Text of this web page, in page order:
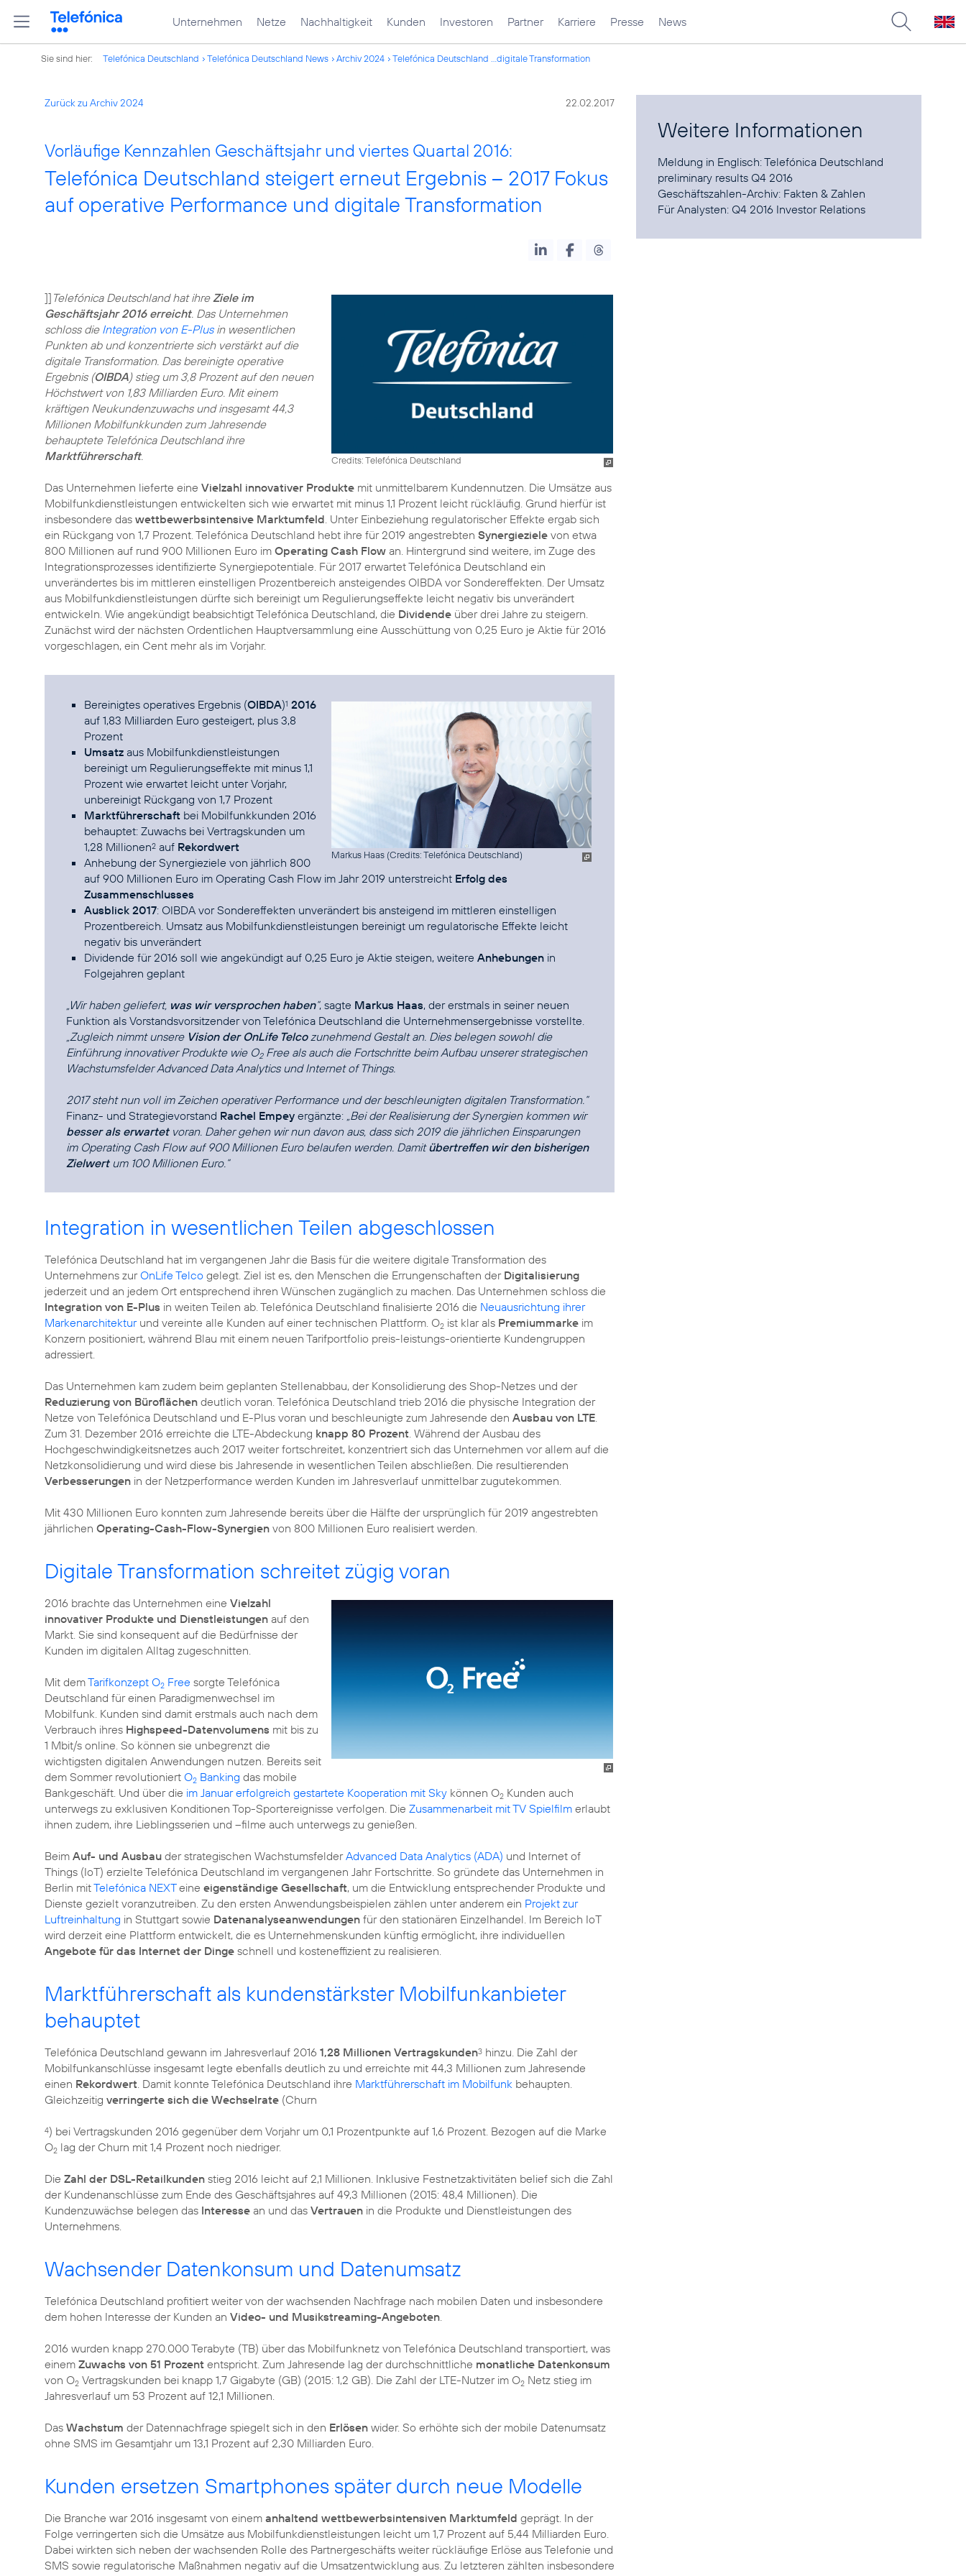
Unternehmen Netze Nachhaltigkeit Kunden Investoren Partner Karriere Presse News
Sie sind hier: Telefónica Deutschland Telefónica Deutschland News Archiv 2024 Telefónica Deutschland ...digitale Transformation
Zurück zu Archiv 2024 22.02.2017
Vorläufige Kennzahlen Geschäftsjahr und viertes Quartal 2016:
Telefónica Deutschland steigert erneut Ergebnis – 2017 Fokus
auf operative Performance und digitale Transformation
Credits: Telefónica Deutschland
]] Telefónica Deutschland hat ihreZiele im
Geschäftsjahr 2016 erreicht. Das Unternehmen
schloss die Integration von E-Plusin wesentlichen
Punkten ab und konzentrierte sich verstärkt auf die
digitale Transformation. Das bereinigte operative
Ergebnis (OIBDA) stieg um 3,8 Prozent auf den neuen
Höchstwert von 1,83 Milliarden Euro. Mit einem
kräftigen Neukundenzuwachs und insgesamt 44,3
Millionen Mobilfunkkunden zum Jahresende
behauptete Telefónica Deutschland ihre
Marktführerschaft.
Das Unternehmen lieferte eine Vielzahl innovativer Produkte mit unmittelbarem Kundennutzen. Die Umsätze aus
Mobilfunkdienstleistungen entwickelten sich wie erwartet mit minus 1,1 Prozent leicht rückläufig. Grund hierfür ist
insbesondere das wettbewerbsintensive Marktumfeld. Unter Einbeziehung regulatorischer Effekte ergab sich
ein Rückgang von 1,7 Prozent. Telefónica Deutschland hebt ihre für 2019 angestrebten Synergieziele von etwa
800 Millionen auf rund 900 Millionen Euro im Operating Cash Flow an. Hintergrund sind weitere, im Zuge des
Integrationsprozesses identifizierte Synergiepotentiale. Für 2017 erwartet Telefónica Deutschland ein
unverändertes bis im mittleren einstelligen Prozentbereich ansteigendes OIBDA vor Sondereffekten. Der Umsatz
aus Mobilfunkdienstleistungen dürfte sich bereinigt um Regulierungseffekte leicht negativ bis unverändert
entwickeln. Wie angekündigt beabsichtigt Telefónica Deutschland, die Dividende über drei Jahre zu steigern.
Zunächst wird der nächsten Ordentlichen Hauptversammlung eine Ausschüttung von 0,25 Euro je Aktie für 2016
vorgeschlagen, ein Cent mehr als im Vorjahr.
Markus Haas (Credits: Telefónica Deutschland)
Bereinigtes operatives Ergebnis (OIBDA)1 2016
auf 1,83 Milliarden Euro gesteigert, plus 3,8
Prozent
Umsatz aus Mobilfunkdienstleistungen
bereinigt um Regulierungseffekte mit minus 1,1
Prozent wie erwartet leicht unter Vorjahr,
unbereinigt Rückgang von 1,7 Prozent
Marktführerschaft bei Mobilfunkkunden 2016
behauptet: Zuwachs bei Vertragskunden um
1,28 Millionen2 auf Rekordwert
Anhebung der Synergieziele von jährlich 800
auf 900 Millionen Euro im Operating Cash Flow im Jahr 2019 unterstreicht Erfolg des
Zusammenschlusses
Ausblick 2017: OIBDA vor Sondereffekten unverändert bis ansteigend im mittleren einstelligen
Prozentbereich. Umsatz aus Mobilfunkdienstleistungen bereinigt um regulatorische Effekte leicht
negativ bis unverändert
Dividende für 2016 soll wie angekündigt auf 0,25 Euro je Aktie steigen, weitere Anhebungen in
Folgejahren geplant
„Wir haben geliefert, was wir versprochen haben“, sagte Markus Haas, der erstmals in seiner neuen
Funktion als Vorstandsvorsitzender von Telefónica Deutschland die Unternehmensergebnisse vorstellte.
„Zugleich nimmt unsere Vision der OnLife Telcozunehmend Gestalt an. Dies belegen sowohl die
Einführung innovativer Produkte wie O2Freeals auch die Fortschritte beim Aufbau unserer strategischen
WachstumsfelderAdvanced Data Analyticsund Internet of Things.
2017 steht nun voll im Zeichen operativer Performance und der beschleunigten digitalen Transformation.“
Finanz- und Strategievorstand Rachel Empey ergänzte: „Bei der Realisierung der Synergien kommen wir
besser als erwartetvoran. Daher gehen wir nun davon aus, dass sich 2019 die jährlichen Einsparungen
im Operating Cash Flow auf 900 Millionen Euro belaufen werden. Damitübertreffen wir den bisherigen
Zielwertum 100 Millionen Euro.“
Integration in wesentlichen Teilen abgeschlossen
Telefónica Deutschland hat im vergangenen Jahr die Basis für die weitere digitale Transformation des
Unternehmens zurOnLife Telco gelegt. Ziel ist es, den Menschen die Errungenschaften der Digitalisierung
jederzeit und an jedem Ort entsprechend ihren Wünschen zugänglich zu machen. Das Unternehmen schloss die
Integration von E-Plus in weiten Teilen ab. Telefónica Deutschland finalisierte 2016 die Neuausrichtung ihrer
Markenarchitekturund vereinte alle Kunden auf einer technischen Plattform. O2 ist klar als Premiummarke im
Konzern positioniert, während Blau mit einem neuen Tarifportfolio preis-leistungs-orientierte Kundengruppen
adressiert.
Das Unternehmen kam zudem beim geplanten Stellenabbau, der Konsolidierung des Shop-Netzes und der
Reduzierung von Büroflächen deutlich voran. Telefónica Deutschland trieb 2016 die physische Integration der
Netze von Telefónica Deutschland und E-Plus voran und beschleunigte zum Jahresende den Ausbau von LTE.
Zum 31. Dezember 2016 erreichte die LTE-Abdeckung knapp 80 Prozent. Während der Ausbau des
Hochgeschwindigkeitsnetzes auch 2017 weiter fortschreitet, konzentriert sich das Unternehmen vor allem auf die
Netzkonsolidierung und wird diese bis Jahresende in wesentlichen Teilen abschließen. Die resultierenden
Verbesserungen in der Netzperformance werden Kunden im Jahresverlauf unmittelbar zugutekommen.
Mit 430 Millionen Euro konnten zum Jahresende bereits über die Hälfte der ursprünglich für 2019 angestrebten
jährlichen Operating-Cash-Flow-Synergien von 800 Millionen Euro realisiert werden.
Digitale Transformation schreitet zügig voran
2016 brachte das Unternehmen eine Vielzahl
innovativer Produkte und Dienstleistungen auf den
Markt. Sie sind konsequent auf die Bedürfnisse der
Kunden im digitalen Alltag zugeschnitten.
Mit demTarifkonzept O2 Free sorgte Telefónica
Deutschland für einen Paradigmenwechsel im
Mobilfunk. Kunden sind damit erstmals auch nach dem
Verbrauch ihres Highspeed-Datenvolumens mit bis zu
1 Mbit/s online. So können sie unbegrenzt die
wichtigsten digitalen Anwendungen nutzen. Bereits seit
dem Sommer revolutioniert O2 Banking das mobile
Bankgeschäft. Und über die im Januar erfolgreich gestartete Kooperation mit Sky können O2 Kunden auch
unterwegs zu exklusiven Konditionen Top-Sportereignisse verfolgen. Die Zusammenarbeit mit TV Spielfilm erlaubt
ihnen zudem, ihre Lieblingsserien und –filme auch unterwegs zu genießen.
Beim Auf- und Ausbau der strategischen WachstumsfelderAdvanced Data Analytics (ADA) und Internet of
Things (IoT) erzielte Telefónica Deutschland im vergangenen Jahr Fortschritte. So gründete das Unternehmen in
Berlin mitTelefónica NEXTeine eigenständige Gesellschaft, um die Entwicklung entsprechender Produkte und
Dienste gezielt voranzutreiben. Zu den ersten Anwendungsbeispielen zählen unter anderem ein Projekt zur
Luftreinhaltung in Stuttgart sowie Datenanalyseanwendungen für den stationären Einzelhandel. Im Bereich IoT
wird derzeit eine Plattform entwickelt, die es Unternehmenskunden künftig ermöglicht, ihre individuellen
Angebote für das Internet der Dinge schnell und kosteneffizient zu realisieren.
Marktführerschaft als kundenstärkster Mobilfunkanbieter
behauptet
Telefónica Deutschland gewann im Jahresverlauf 2016 1,28 Millionen Vertragskunden3 hinzu. Die Zahl der
Mobilfunkanschlüsse insgesamt legte ebenfalls deutlich zu und erreichte mit 44,3 Millionen zum Jahresende
einen Rekordwert. Damit konnte Telefónica Deutschland ihre Marktführerschaft im Mobilfunk behaupten.
Gleichzeitig verringerte sich die Wechselrate (Churn
4) bei Vertragskunden 2016 gegenüber dem Vorjahr um 0,1 Prozentpunkte auf 1,6 Prozent. Bezogen auf die Marke
O2 lag der Churn mit 1,4 Prozent noch niedriger.
Die Zahl der DSL-Retailkunden stieg 2016 leicht auf 2,1 Millionen. Inklusive Festnetzaktivitäten belief sich die Zahl
der Kundenanschlüsse zum Ende des Geschäftsjahres auf 49,3 Millionen (2015: 48,4 Millionen). Die
Kundenzuwächse belegen das Interesse an und das Vertrauen in die Produkte und Dienstleistungen des
Unternehmens.
Wachsender Datenkonsum und Datenumsatz
Telefónica Deutschland profitiert weiter von der wachsenden Nachfrage nach mobilen Daten und insbesondere
dem hohen Interesse der Kunden an Video- und Musikstreaming-Angeboten.
2016 wurden knapp 270.000 Terabyte (TB) über das Mobilfunknetz von Telefónica Deutschland transportiert, was
einem Zuwachs von 51 Prozent entspricht. Zum Jahresende lag der durchschnittliche monatliche Datenkonsum
von O2 Vertragskunden bei knapp 1,7 Gigabyte (GB) (2015: 1,2 GB). Die Zahl der LTE-Nutzer im O2 Netz stieg im
Jahresverlauf um 53 Prozent auf 12,1 Millionen.
Das Wachstum der Datennachfrage spiegelt sich in den Erlösen wider. So erhöhte sich der mobile Datenumsatz
ohne SMS im Gesamtjahr um 13,1 Prozent auf 2,30 Milliarden Euro.
Kunden ersetzen Smartphones später durch neue Modelle
Die Branche war 2016 insgesamt von einem anhaltend wettbewerbsintensiven Marktumfeld geprägt. In der
Folge verringerten sich die Umsätze aus Mobilfunkdienstleistungen leicht um 1,7 Prozent auf 5,44 Milliarden Euro.
Dabei wirkten sich neben der wachsenden Rolle des Partnergeschäfts weiter rückläufige Erlöse aus Telefonie und
SMS sowie regulatorische Maßnahmen negativ auf die Umsatzentwicklung aus. Zu letzteren zählten insbesondere
Weitere Informationen
Meldung in Englisch:Telefónica Deutschland
preliminary results Q4 2016
Geschäftszahlen-Archiv: Fakten & Zahlen
Für Analysten:Q4 2016 Investor Relations